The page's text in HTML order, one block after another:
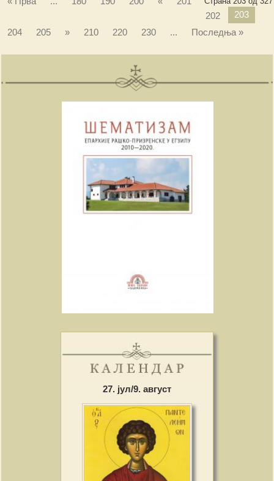
202
203
204
205 » 210 220 230 ... Последња »
27. јул/9. август